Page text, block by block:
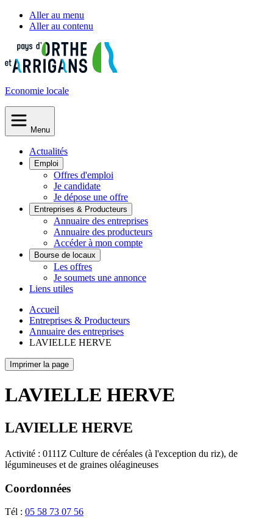
Aller au menu
Aller au contenu
Economie locale
Menu
Actualités
Emploi
Offres d'emploi
Je candidate
Je dépose une offre
Entreprises & Producteurs
Annuaire des entreprises
Annuaire des producteurs
Accéder à mon compte
Bourse de locaux
Les offres
Je soumets une annonce
Liens utiles
Accueil
Entreprises & Producteurs
Annuaire des entreprises
LAVIELLE HERVE
Imprimer la page
LAVIELLE HERVE
LAVIELLE HERVE
Activité : 0111Z Culture de céréales (à l'exception du riz), de
légumineuses et de graines oléagineuses
Coordonnées
Tél : 05 58 73 07 56